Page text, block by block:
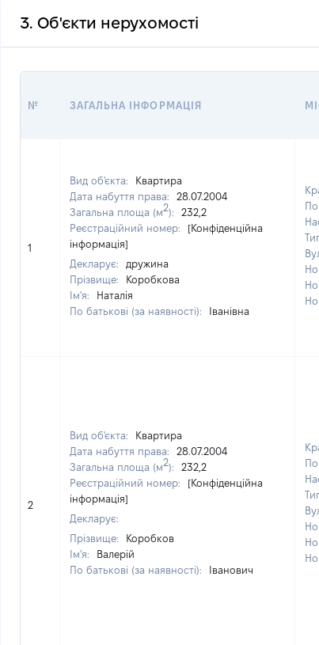
3. Об'єкти нерухомості
№ ЗАГАЛЬНА ІНФОРМАЦІЯ
1
Вид об'єкта:
Квартира
Дата набуття права:
28.07.2004
Загальна площа (м2):
232,2
Реєстраційний номер:
[Конфіденційна
інформація]
Декларує:
дружина
Прізвище:
Коробкова
Ім'я:
Наталія
По батькові (за наявності):
Іванівна
2
Вид об'єкта:
Квартира
Дата набуття права:
28.07.2004
Загальна площа (м2):
232,2
Реєстраційний номер:
[Конфіденційна
інформація]
Декларує:
Прізвище:
Коробков
Ім'я:
Валерій
По батькові (за наявності):
Іванович